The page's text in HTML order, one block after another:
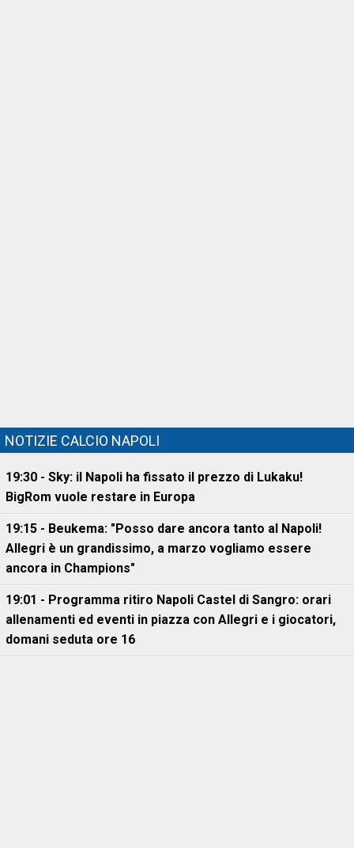
NOTIZIE CALCIO NAPOLI
19:30 - Sky: il Napoli ha fissato il prezzo di Lukaku!
BigRom vuole restare in Europa
19:15 - Beukema: "Posso dare ancora tanto al Napoli!
Allegri è un grandissimo, a marzo vogliamo essere
ancora in Champions"
19:01 - Programma ritiro Napoli Castel di Sangro: orari
allenamenti ed eventi in piazza con Allegri e i giocatori,
domani seduta ore 16